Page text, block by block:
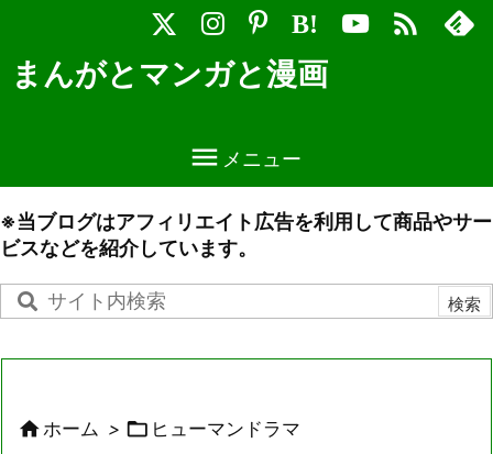
まんがとマンガと漫画
メニュー
B! 
※当ブログはアフィリエイト広告を利用して商品やサー
ビスなどを紹介しています。
ホーム >  ヒューマンドラマ